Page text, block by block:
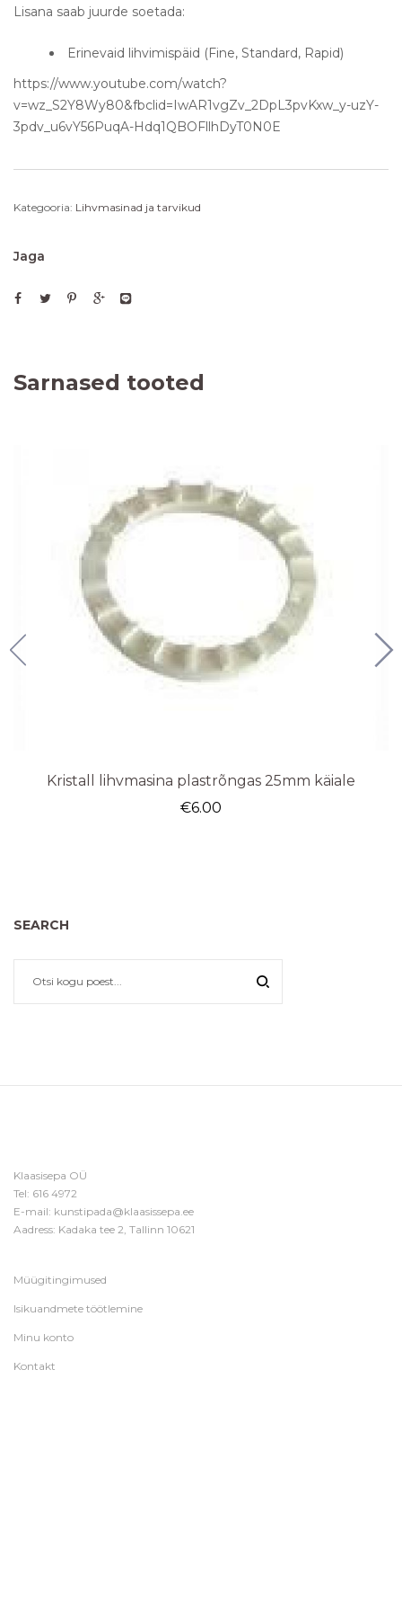
Lisana saab juurde soetada:
Erinevaid lihvimispäid (Fine, Standard, Rapid)
https://www.youtube.com/watch?
v=wz_S2Y8Wy80&fbclid=IwAR1vgZv_2DpL3pvKxw_y-uzY-
3pdv_u6vY56PuqA-Hdq1QBOFllhDyT0N0E
Kategooria: Lihvmasinad ja tarvikud
Jaga
Sarnased tooted
Kristall lihvmasina plastrõngas 25mm käiale
€6.00
SEARCH
Klaasisepa OÜ
Tel: 616 4972
E-mail: kunstipada@klaasissepa.ee
Aadress: Kadaka tee 2, Tallinn 10621
Müügitingimused
Isikuandmete töötlemine
Minu konto
Kontakt